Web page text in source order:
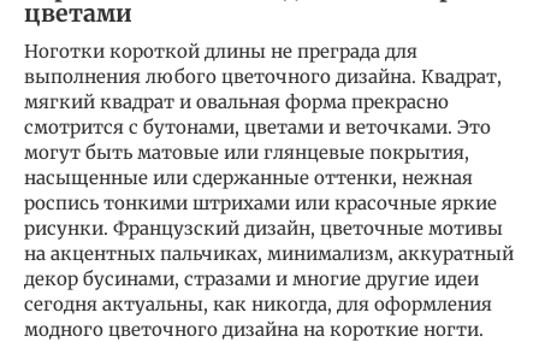
цветами
Ноготки короткой длины не преграда для
выполнения любого цветочного дизайна. Квадрат,
мягкий квадрат и овальная форма прекрасно
смотрится с бутонами, цветами и веточками. Это
могут быть матовые или глянцевые покрытия,
насыщенные или сдержанные оттенки, нежная
роспись тонкими штрихами или красочные яркие
рисунки. Французский дизайн, цветочные мотивы
на акцентных пальчиках, минимализм, аккуратный
декор бусинами, стразами и многие другие идеи
сегодня актуальны, как никогда, для оформления
модного цветочного дизайна на короткие ногти.